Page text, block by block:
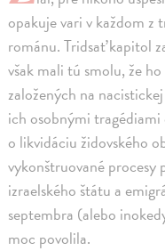
opakuje vari v každom z
románu. Tridsať kapitol
však mali tú smolu, že
založených na
ich osobnými
o likvidáciu židovského
vykonštruované
izraelského štátu a
septembra (alebo
moc povolila.